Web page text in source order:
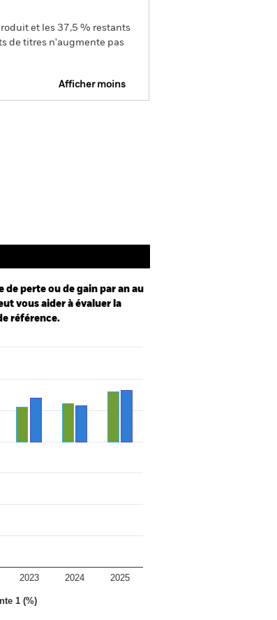
et les 37,5 % restants
de titres n'augmente pas
Afficher moins
perte ou de gain par an au
vous aider à évaluer la
référence.
1 (%)
2023 2024 2025